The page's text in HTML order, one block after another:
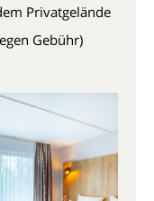
Privatgelände
Gebühr)